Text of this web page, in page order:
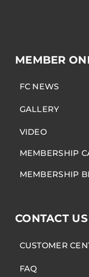
MEMBER
FC NEWS
GALLERY
VIDEO
MEMBERSHIP
MEMBERSHIP
CONTACT US
CUSTOMER
FAQ